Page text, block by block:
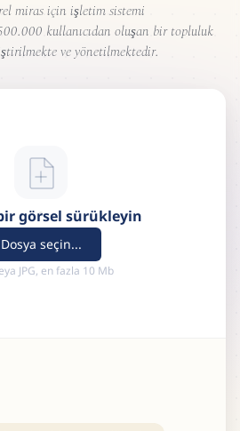
miras için işletim sistemi
kullanıcıdan oluşan bir topluluk
ve yönetilmektedir.
görsel sürükleyin
Dosya seçin...
JPG, en fazla 10 Mb